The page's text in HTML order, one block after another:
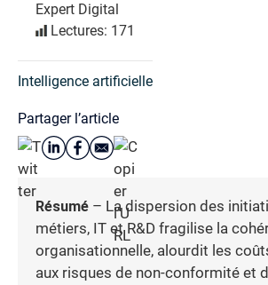
Expert Digital
Lectures: 171
Intelligence artificielle
Partager l’article
Résumé – La dispersion des
métiers, IT et R&D fragilise la
organisationnelle, alourdit les
aux risques de non-conformité et